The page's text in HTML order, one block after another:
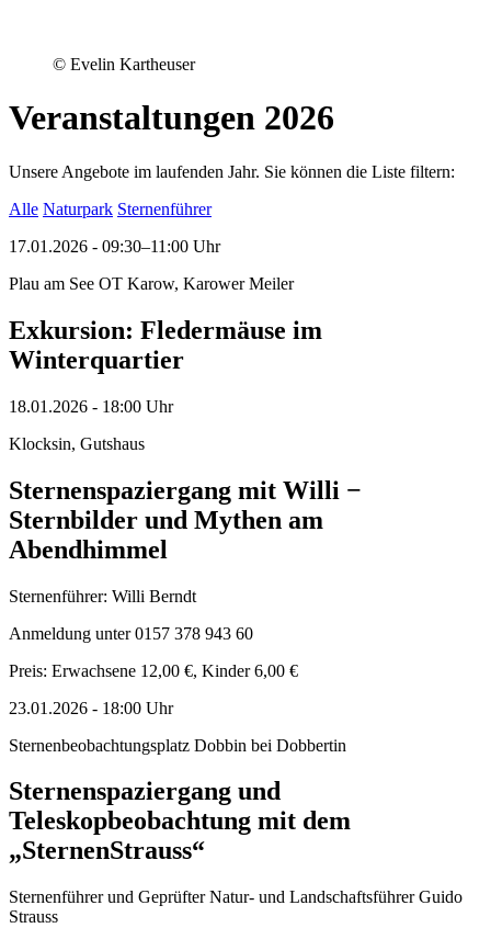
© Evelin Kartheuser
Veranstaltungen 2026
Unsere Angebote im laufenden Jahr. Sie können die Liste filtern:
Alle Naturpark Sternenführer
17.01.2026 - 09:30–11:00 Uhr
Plau am See OT Karow, Karower Meiler
Exkursion: Fledermäuse im
Winterquartier
18.01.2026 - 18:00 Uhr
Klocksin, Gutshaus
Sternenspaziergang mit Willi −
Sternbilder und Mythen am
Abendhimmel
Sternenführer: Willi Berndt
Anmeldung unter 0157 378 943 60
Preis: Erwachsene 12,00 €, Kinder 6,00 €
23.01.2026 - 18:00 Uhr
Sternenbeobachtungsplatz Dobbin bei Dobbertin
Sternenspaziergang und
Teleskopbeobachtung mit dem
„SternenStrauss“
Sternenführer und Geprüfter Natur- und Landschaftsführer Guido
Strauss